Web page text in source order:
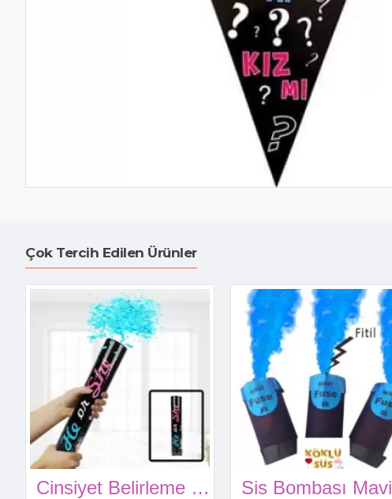
Çok Tercih Edilen Ürünler
Cinsiyet Belirleme Mavi Konfeti Sis Bombası Mavi